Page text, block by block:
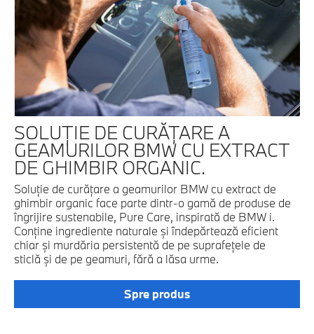
SOLUŢIE DE CURĂŢARE A
GEAMURILOR BMW CU EXTRACT
DE GHIMBIR ORGANIC.
Soluţie de curăţare a geamurilor BMW cu extract de
ghimbir organic face parte dintr-o gamă de produse de
îngrijire sustenabile, Pure Care, inspirată de BMW i.
Conţine ingrediente naturale şi îndepărtează eficient
chiar şi murdăria persistentă de pe suprafeţele de
sticlă şi de pe geamuri, fără a lăsa urme.
Spre produs